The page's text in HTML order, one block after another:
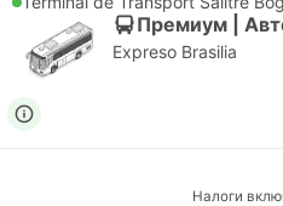
Премиум |
Expreso Brasilia
Налоги